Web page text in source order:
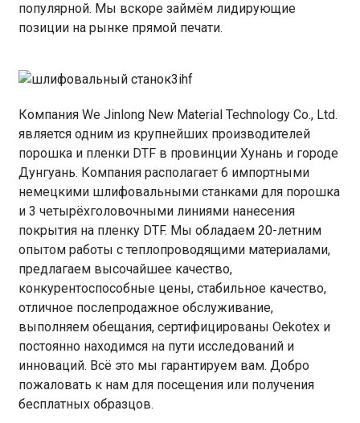
популярной. Мы вскоре займём лидирующие
позиции на рынке прямой печати.
Компания We Jinlong New Material Technology Co., Ltd.
является одним из крупнейших производителей
порошка и пленки DTF в провинции Хунань и городе
Дунгуань. Компания располагает 6 импортными
немецкими шлифовальными станками для порошка
и 3 четырёхголовочными линиями нанесения
покрытия на пленку DTF. Мы обладаем 20-летним
опытом работы с теплопроводящими материалами,
предлагаем высочайшее качество,
конкурентоспособные цены, стабильное качество,
отличное послепродажное обслуживание,
выполняем обещания, сертифицированы Oekotex и
постоянно находимся на пути исследований и
инноваций. Всё это мы гарантируем вам. Добро
пожаловать к нам для посещения или получения
бесплатных образцов.